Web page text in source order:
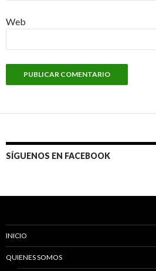
Web
SÍGUENOS EN FACEBOOK
INICIO
QUIENES SOMOS